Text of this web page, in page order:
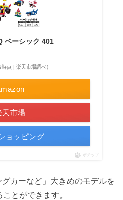
ベーシック 401
点 | 楽天市場調べ）
天市場
ョッピング
ポチップ
グカーなど」大きめのモデルを
とができます。